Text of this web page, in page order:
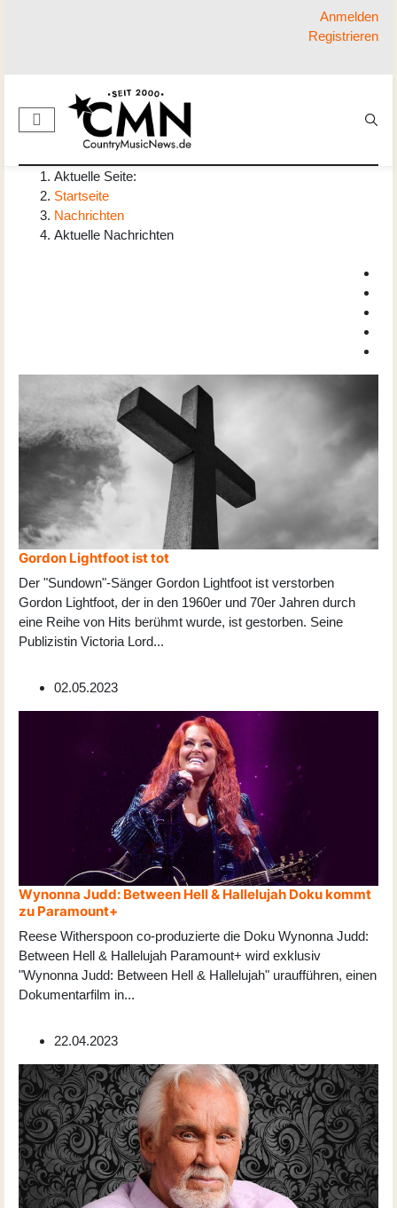
Anmelden
Registrieren
Aktuelle Seite:
Startseite
Nachrichten
Aktuelle Nachrichten
Gordon Lightfoot ist tot
Der "Sundown"-Sänger Gordon Lightfoot ist verstorben
Gordon Lightfoot, der in den 1960er und 70er Jahren durch
eine Reihe von Hits berühmt wurde, ist gestorben. Seine
Publizistin Victoria Lord...
02.05.2023
Wynonna Judd: Between Hell & Hallelujah Doku kommt
zu Paramount+
Reese Witherspoon co-produzierte die Doku Wynonna Judd:
Between Hell & Hallelujah Paramount+ wird exklusiv
"Wynonna Judd: Between Hell & Hallelujah" uraufführen, einen
Dokumentarfilm in...
22.04.2023